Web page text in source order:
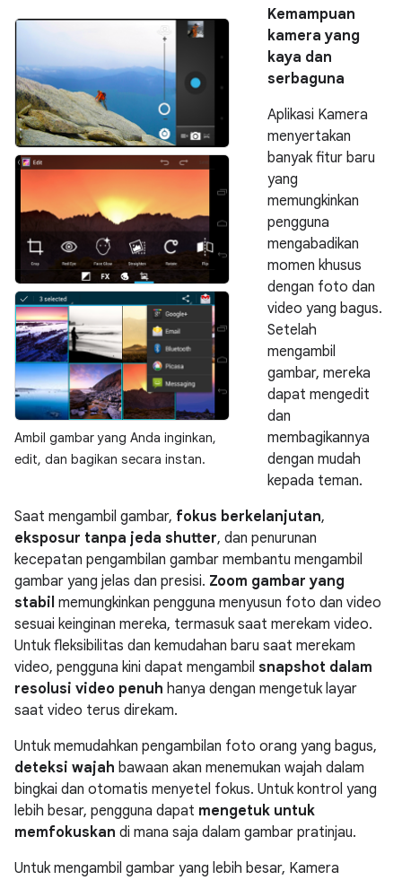
Ambil gambar yang Anda inginkan,
edit, dan bagikan secara instan.
Kemampuan
kamera yang
kaya dan
serbaguna
Aplikasi Kamera
menyertakan
banyak fitur baru
yang
memungkinkan
pengguna
mengabadikan
momen khusus
dengan foto dan
video yang bagus.
Setelah
mengambil
gambar, mereka
dapat mengedit
dan
membagikannya
dengan mudah
kepada teman.
Saat mengambil gambar, fokus berkelanjutan,
eksposur tanpa jeda shutter, dan penurunan
kecepatan pengambilan gambar membantu mengambil
gambar yang jelas dan presisi. Zoom gambar yang
stabil memungkinkan pengguna menyusun foto dan video
sesuai keinginan mereka, termasuk saat merekam video.
Untuk fleksibilitas dan kemudahan baru saat merekam
video, pengguna kini dapat mengambil snapshot dalam
resolusi video penuh hanya dengan mengetuk layar
saat video terus direkam.
Untuk memudahkan pengambilan foto orang yang bagus,
deteksi wajah bawaan akan menemukan wajah dalam
bingkai dan otomatis menyetel fokus. Untuk kontrol yang
lebih besar, pengguna dapat mengetuk untuk
memfokuskan di mana saja dalam gambar pratinjau.
Untuk mengambil gambar yang lebih besar, Kamera